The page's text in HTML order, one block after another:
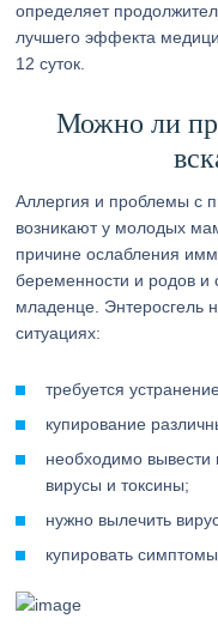
определяет
лучшего эффекта
12 суток.
Можно ли
Аллергия и проблемы с
возникают у молодых
причине ослабления
беременности и родов и
младенце. Энтеросгель
ситуациях:
требуется
купирование
необходимо
вирусы и токсины;
нужно вылечить
купировать